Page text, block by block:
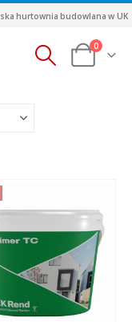
hurtownia budowlana w UK
0